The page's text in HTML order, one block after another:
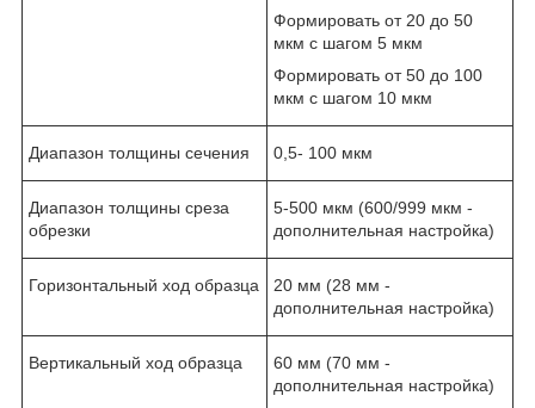
Формировать от 20 до 50
мкм с шагом 5 мкм
Формировать от 50 до 100
мкм с шагом 10 мкм
Диапазон толщины сечения 0,5- 100 мкм
Диапазон толщины среза
обрезки
5-500 мкм (600/999 мкм -
дополнительная настройка)
Горизонтальный ход образца
20 мм (28 мм -
дополнительная настройка)
Вертикальный ход образца
60 мм (70 мм -
дополнительная настройка)